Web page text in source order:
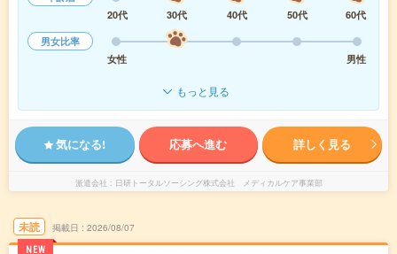
20代
30代 40代 50代
60代
男女比率
女性
男性
もっと見る
気になる! 応募へ進む 詳しく見る
派遣会社 日研トータルソーシング株式会社 メディカルケア事業部
未読
NEW
掲載日 2026/08/07